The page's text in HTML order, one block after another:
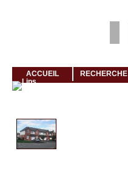
ACCUEIL RECHERCHE